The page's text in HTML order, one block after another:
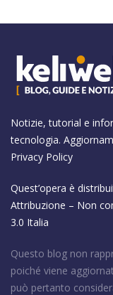
Notizie, tutorial e
tecnologia.
Privacy Policy
Quest’opera è
Attribuzione – Non
3.0 Italia
Questo blog non
poiché viene
può pertanto